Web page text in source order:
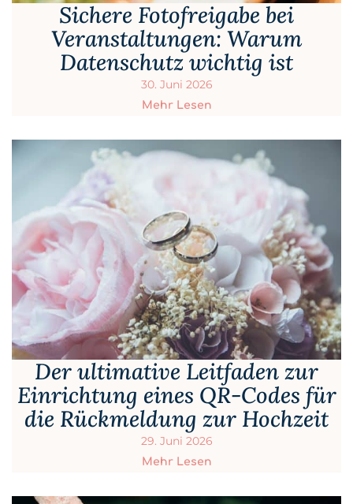
Sichere Fotofreigabe bei
Veranstaltungen: Warum
Datenschutz wichtig ist
30. Juni 2026
Mehr Lesen
Der ultimative Leitfaden zur
Einrichtung eines QR-Codes für
die Rückmeldung zur Hochzeit
29. Juni 2026
Mehr Lesen